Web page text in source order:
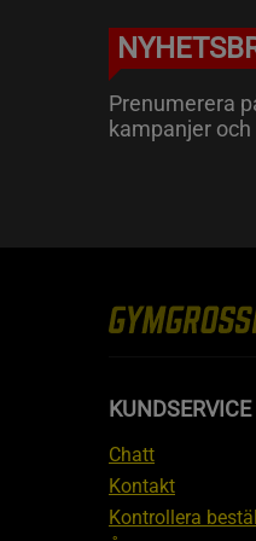
Prenumerera
kampanjer
KUNDSERVICE
Chatt
Kontakt
Kontrollera